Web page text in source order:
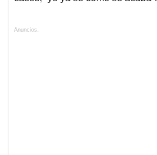
Anuncios.